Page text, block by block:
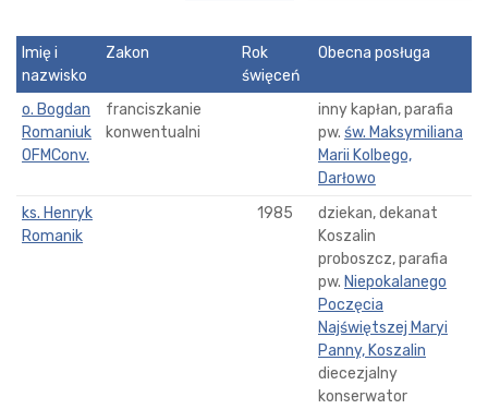
Imię i
nazwisko
Zakon
Rok
święceń
Obecna posługa
o. Bogdan
Romaniuk
OFMConv.
franciszkanie
konwentualni
inny kapłan, parafia
pw. św. Maksymiliana
Marii Kolbego,
Darłowo
ks. Henryk
Romanik
1985
dziekan, dekanat
Koszalin
proboszcz, parafia
pw. Niepokalanego
Poczęcia
Najświętszej Maryi
Panny, Koszalin
diecezjalny
konserwator